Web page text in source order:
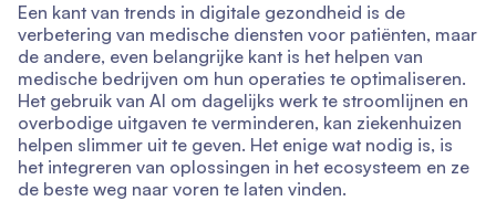
Een kant van trends in digitale gezondheid is de
verbetering van medische diensten voor patiënten, maar
de andere, even belangrijke kant is het helpen van
medische bedrijven om hun operaties te optimaliseren.
Het gebruik van AI om dagelijks werk te stroomlijnen en
overbodige uitgaven te verminderen, kan ziekenhuizen
helpen slimmer uit te geven. Het enige wat nodig is, is
het integreren van oplossingen in het ecosysteem en ze
de beste weg naar voren te laten vinden.